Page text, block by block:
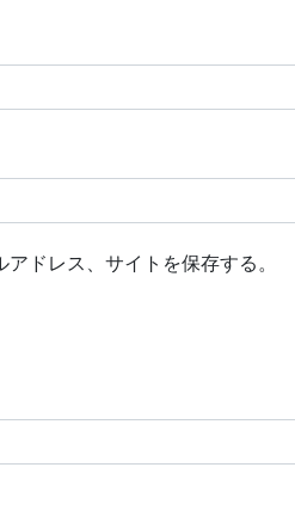
ドレス、サイトを保存する。